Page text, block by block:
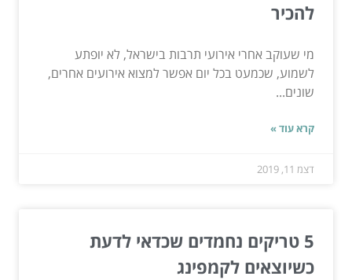
להכיר
מי שעוקב אחרי אירועי תרבות בישראל, לא יופתע
לשמוע, שכמעט בכל יום אפשר למצוא אירועים אחרים,
שונים...
קרא עוד »
דצמ 11, 2019
5 טריקים נחמדים שכדאי לדעת
כשיוצאים לקמפינג